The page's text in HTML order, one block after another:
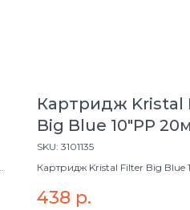
Картридж Kristal
Big Blue 10"PР
SKU: 3101135
Картридж Kristal Filter Big Blue
438 р.